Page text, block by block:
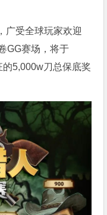
广受全球玩家欢迎
GG赛场，将于
5,000w刀总保底奖